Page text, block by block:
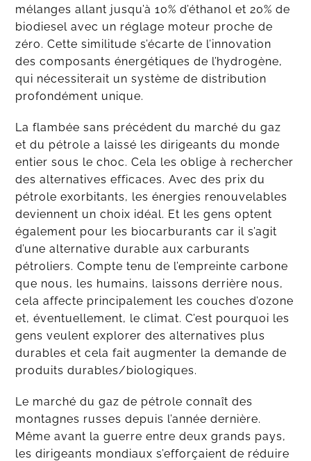
mélanges allant jusqu’à 10% d’éthanol et 20% de
biodiesel avec un réglage moteur proche de
zéro. Cette similitude s’écarte de l’innovation
des composants énergétiques de l’hydrogène,
qui nécessiterait un système de distribution
profondément unique.
La flambée sans précédent du marché du gaz
et du pétrole a laissé les dirigeants du monde
entier sous le choc. Cela les oblige à rechercher
des alternatives efficaces. Avec des prix du
pétrole exorbitants, les énergies renouvelables
deviennent un choix idéal. Et les gens optent
également pour les biocarburants car il s’agit
d’une alternative durable aux carburants
pétroliers. Compte tenu de l’empreinte carbone
que nous, les humains, laissons derrière nous,
cela affecte principalement les couches d’ozone
et, éventuellement, le climat. C’est pourquoi les
gens veulent explorer des alternatives plus
durables et cela fait augmenter la demande de
produits durables/biologiques.
Le marché du gaz de pétrole connaît des
montagnes russes depuis l’année dernière.
Même avant la guerre entre deux grands pays,
les dirigeants mondiaux s’efforçaient de réduire